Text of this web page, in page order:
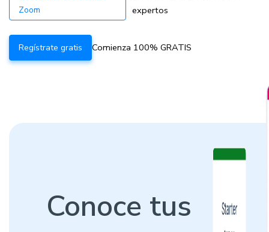
Zoom
expertos
Regístrate gratis Comienza 100% GRATIS
Conoce tus